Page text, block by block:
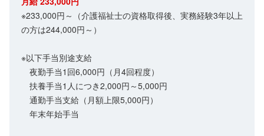
※233,000円～（介護福祉士の資格取得後、実務経験3年以上
の方は244,000円～）
※以下手当別途支給
夜勤手当1回6,000円（月4回程度）
扶養手当1人につき2,000円～5,000円
通勤手当支給（月額上限5,000円）
年末年始手当